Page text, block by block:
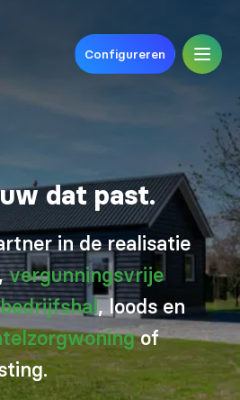
Configureren
dat past.
in de realisatie
vergunningsvrije
bedrijfshal, loods en
of